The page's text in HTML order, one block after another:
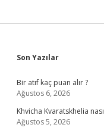
Sidebar
Son Yazılar
Bir atıf kaç puan alır ?
Ağustos 6, 2026
Khvicha Kvaratskhelia
Ağustos 5, 2026